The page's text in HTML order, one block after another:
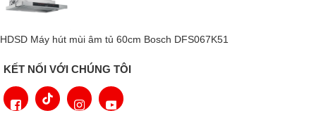
bạn. Máy hút mùi âm tủ bosch
bạn có thể chọn bấm nút đèn chiếu sáng để quan sát khi nấu ăn
HDSD Máy hút mùi âm tủ 60cm Bosch DFS067K51
KẾT NỐI VỚI CHÚNG TÔI